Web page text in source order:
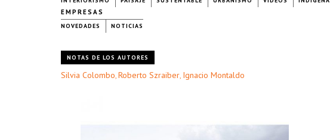
EMPRESAS
NOVEDADES NOTICIAS
NOTAS DE LOS AUTORES
Silvia Colombo, Roberto Szraiber, Ignacio Montaldo